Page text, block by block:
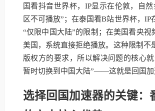
国看抖音世界杯，IP显示在伦敦，自
区不可播放”；在泰国看B站世界杯，IP
“仅限中国大陆”的限制；在美国看央视
美国，系统直接拒绝播放。这种限制不
版权方的要求，所以解决问题的核心
暂时切换到中国大陆”——这就是回国加
选择回国加速器的关键：